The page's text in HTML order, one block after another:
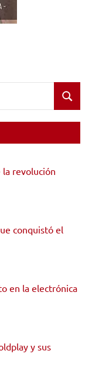
Buscar
la revolución
conquistó el
en la electrónica
y sus